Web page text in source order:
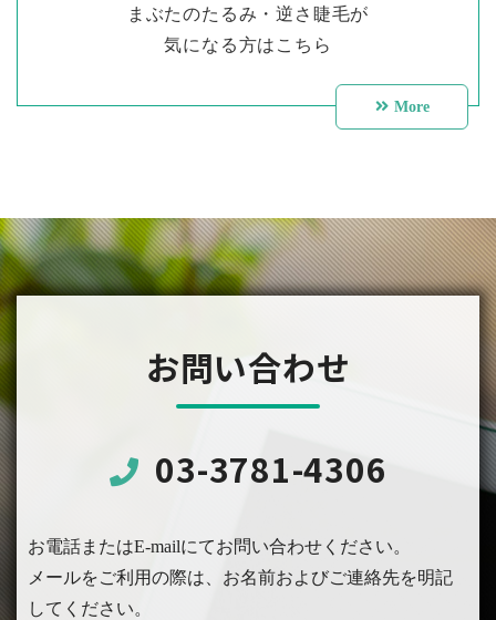
まぶたのたるみ・逆さ睫毛が
気になる方はこちら
More
お問い合わせ
03-3781-4306
お電話またはE-mailにてお問い合わせください。
メールをご利用の際は、お名前およびご連絡先を明記
してください。